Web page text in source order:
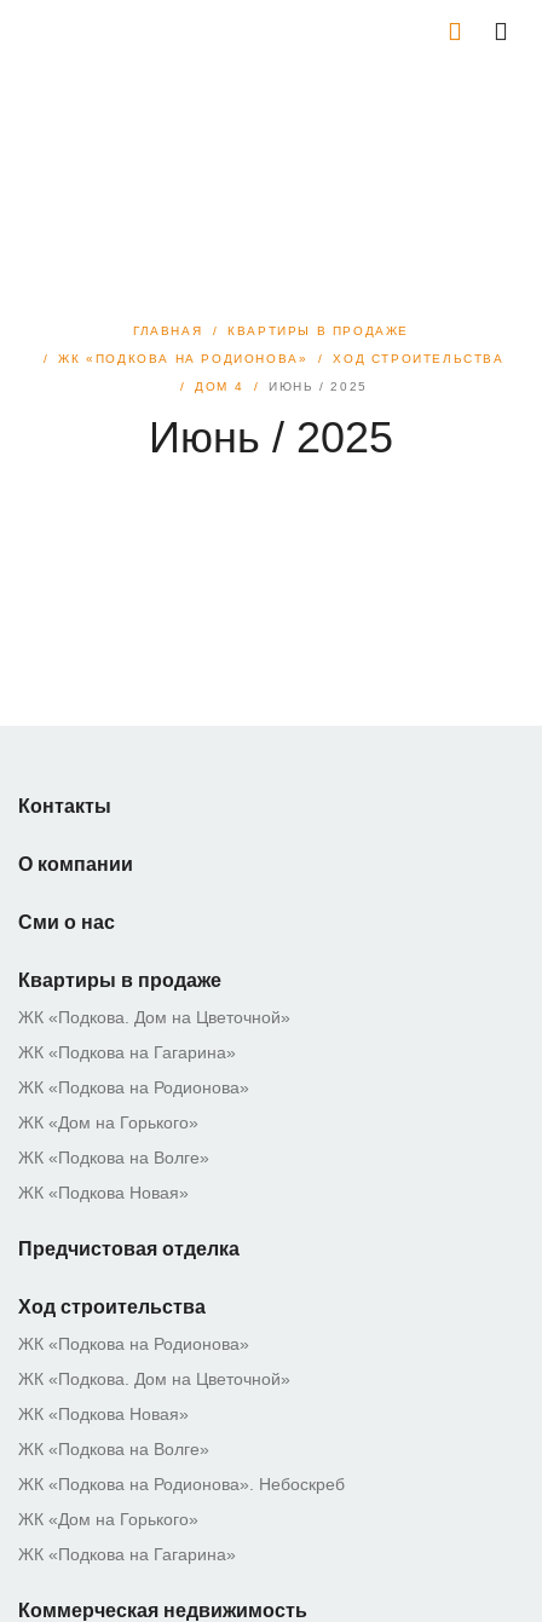
ГЛАВНАЯ КВАРТИРЫ В ПРОДАЖЕ
ЖК «ПОДКОВА НА РОДИОНОВА» ХОД СТРОИТЕЛЬСТВА
ДОМ 4 ИЮНЬ / 2025
Июнь / 2025
Контакты
О компании
Сми о нас
Квартиры в продаже
ЖК «Подкова. Дом на Цветочной»
ЖК «Подкова на Гагарина»
ЖК «Подкова на Родионова»
ЖК «Дом на Горького»
ЖК «Подкова на Волге»
ЖК «Подкова Новая»
Предчистовая отделка
Ход строительства
ЖК «Подкова на Родионова»
ЖК «Подкова. Дом на Цветочной»
ЖК «Подкова Новая»
ЖК «Подкова на Волге»
ЖК «Подкова на Родионова». Небоскреб
ЖК «Дом на Горького»
ЖК «Подкова на Гагарина»
Коммерческая недвижимость